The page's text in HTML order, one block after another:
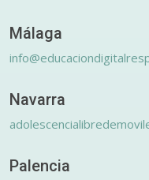
Málaga
Navarra
Palencia